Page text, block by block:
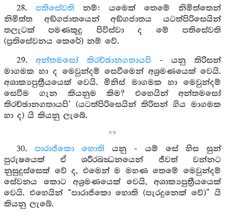
28. පතිසේවති නම්: යමෙක් තෙමේ නිමිත්තෙන්
නිමිත්ත අඞ්ගජාතයෙන් අඞ්ගජාතය යටත්පිරිසෙයින්
තලැටක් පමණකුදු පිවිස්වා ද මේ පතිසේවති
(ප්‍රතිසේවනය කෙරේ) නම් වේ.
29.අන්තමසෝ තිරච්ඡානගතායපි - යනු තිරිසන්
මාගමක හා ද මෙවුන්දම් සෙවීමෙන් අශ්‍රමණයෙක් වෙයි.
අශාක්‍යපුත්‍රීයයෙක් වෙයි. මිනිස් මාගමක හා මෙවුන්දම්
සෙවීම ගැන කියනුම කිම? එහෙයින් අන්තමසෝ
තිරච්ඡානගතායපි’ (යටත්පිරිසෙයින් තිරිසන් ගිය මාගමක
හා ද) යි කියනු ලැබේ.
69
30. පාරාජිකො හොති යනු - යම් සේ හිස සුන්
පුරුෂයෙක් ඒ ශරීරබන්‍ධනයෙන් ජීවත් වන්නට
නුසුදුස්සෙක් වේ ද, එමෙන් ම මහණ තෙමේ මෙවුන්දම්
සේවනය කොට අශ්‍රමණයෙක් වෙයි, අශාක්‍යපුත්‍රීයයෙක්
වෙයි. එහෙයින් “පාරාජිකො හොති (පැරදුනෙක් වේ)” යි
කියනු ලැබේ.